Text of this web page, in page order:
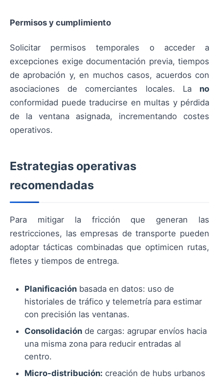
Permisos y cumplimiento
Solicitar permisos temporales o acceder a
excepciones exige documentación previa, tiempos
de aprobación y, en muchos casos, acuerdos con
asociaciones de comerciantes locales. La no
conformidad puede traducirse en multas y pérdida
de la ventana asignada, incrementando costes
operativos.
Estrategias operativas
recomendadas
Para mitigar la fricción que generan las
restricciones, las empresas de transporte pueden
adoptar tácticas combinadas que optimicen rutas,
fletes y tiempos de entrega.
Planificación basada en datos: uso de
historiales de tráfico y telemetría para estimar
con precisión las ventanas.
Consolidación de cargas: agrupar envíos hacia
una misma zona para reducir entradas al
centro.
Micro-distribución: creación de hubs urbanos